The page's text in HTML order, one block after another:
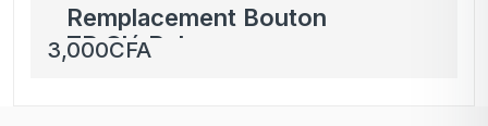
Remplacement Bouton
ZR Clé Ruban
3,000CFA